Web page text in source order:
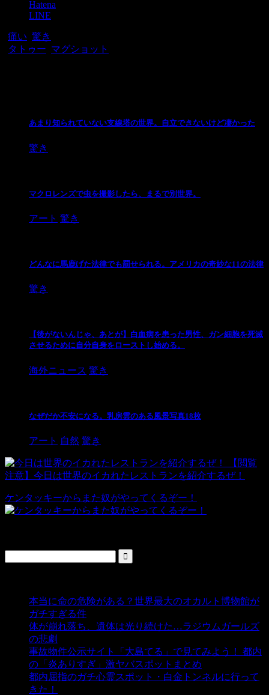
Hatena
LINE
痛い 驚き
タトゥー マグショット
あまり知られていない支線塔の世界。自立できないけど凄かった
驚き
マクロレンズで虫を撮影したら、まるで別世界。
アート 驚き
どんなに馬鹿げた法律でも罰せられる。アメリカの奇妙な11の法律
驚き
【後がないんじゃ、あとが】白血病を患った男性、ガン細胞を死滅
させるために自分自身をローストし始める。
海外ニュース 驚き
なぜだか不安になる。乳房雲のある風景写真18枚
アート 自然 驚き
【閲覧
注意】今日は世界のイカれたレストランを紹介するぜ！
ケンタッキーからまた奴がやってくるぞー！
本当に命の危険がある？世界最大のオカルト博物館が
ガチすぎる件
体が崩れ落ち、遺体は光り続けた…ラジウムガールズ
の悲劇
事故物件公示サイト「大島てる」で見てみよう！ 都内
の「炎ありすぎ」激ヤバスポットまとめ
都内屈指のガチ心霊スポット・白金トンネルに行って
きた！